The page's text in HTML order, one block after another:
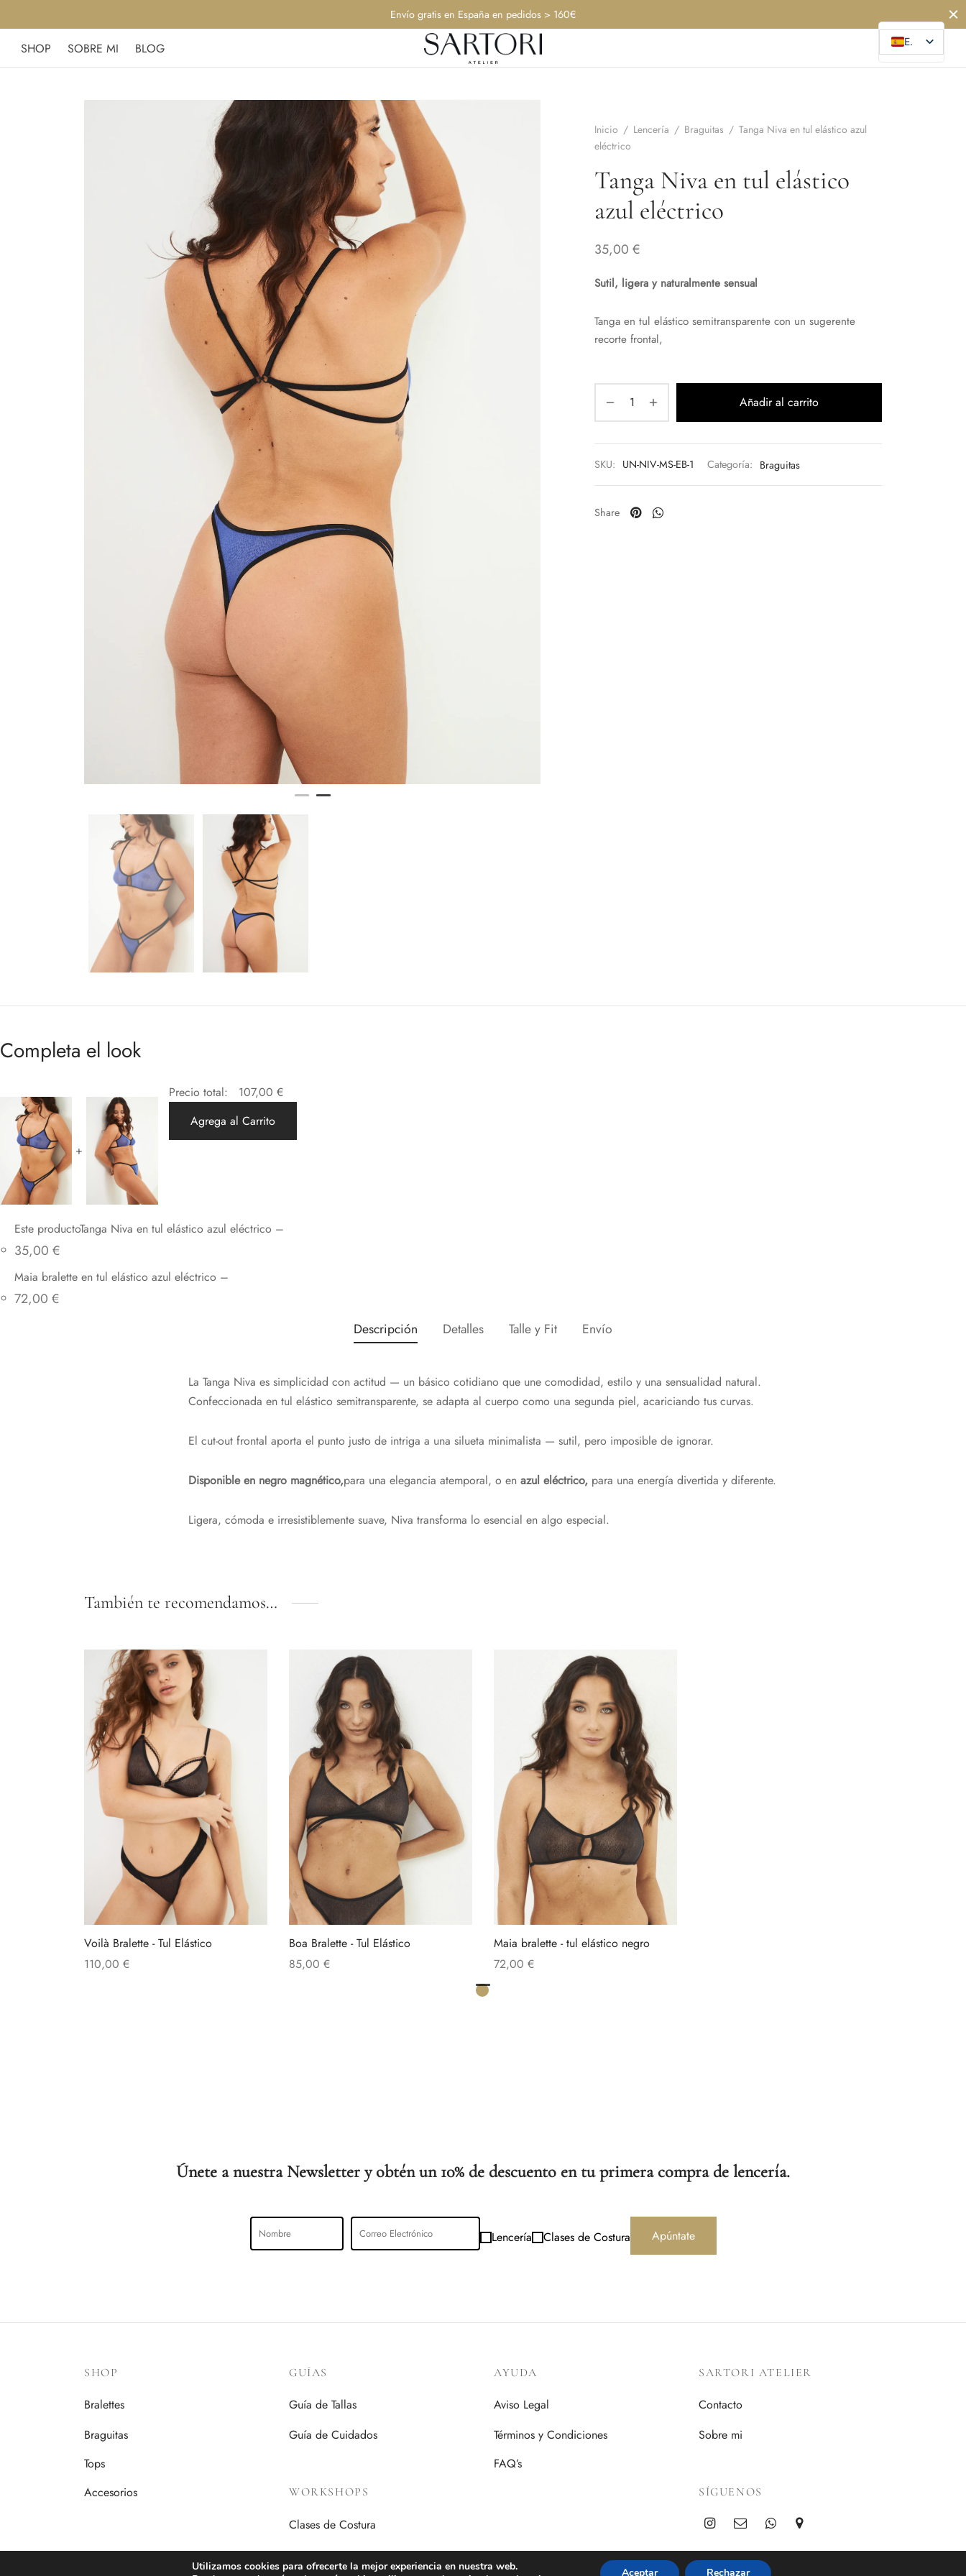
Envío gratis en España en pedidos > 160€
SHOP SOBRE MI BLOG ES
Inicio / Lencería / Braguitas / Tanga Niva en tul elástico azul
eléctrico
Tanga Niva en tul elástico
azul eléctrico
35,00 €
Sutil, ligera y naturalmente sensual
Tanga en tul elástico semitransparente con un sugerente
recorte frontal,
Añadir al carrito
SKU: UN-NIV-MS-EB-1 Categoría: Braguitas
Share
Completa el look
+
Precio total: 107,00 €
Agrega al Carrito
Este productoTanga Niva en tul elástico azul eléctrico –
35,00 €
Maia bralette en tul elástico azul eléctrico –
72,00 €
Descripción
Detalles Talle y Fit Envío
La Tanga Niva es simplicidad con actitud — un básico cotidiano que une comodidad, estilo y una sensualidad natural.
Confeccionada en tul elástico semitransparente, se adapta al cuerpo como una segunda piel, acariciando tus curvas.
El cut-out frontal aporta el punto justo de intriga a una silueta minimalista — sutil, pero imposible de ignorar.
Disponible en negro magnético,para una elegancia atemporal, o en azul eléctrico, para una energía divertida y diferente.
Ligera, cómoda e irresistiblemente suave, Niva transforma lo esencial en algo especial.
También te recomendamos…
Voilà Bralette - Tul Elástico
110,00 €
en
Boa Bralette - Tul Elástico
85,00 €
en
página
de
producto
Maia bralette - tul elástico negro
72,00 €
Únete a nuestra Newsletter y obtén un 10% de descuento en tu primera compra de lencería.
Lencería Clases de Costura Apúntate
SHOP
Bralettes
Braguitas
Tops
Accesorios
GUÍAS
Guía de Tallas
Guía de Cuidados
WORKSHOPS
Clases de Costura
AYUDA
Aviso Legal
Términos y Condiciones
FAQ’s
SARTORI ATELIER
Contacto
Sobre mi
SÍGUENOS
Utilizamos cookies para ofrecerte la mejor experiencia en nuestra web.
Aceptar Rechazar